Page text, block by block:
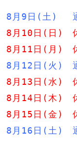
8月9日(土)　
8月10日(日)　
8月11日(月)　
8月12日(火)　
8月13日(水)
8月14日(木)
8月15日(金)　
8月16日(土)　